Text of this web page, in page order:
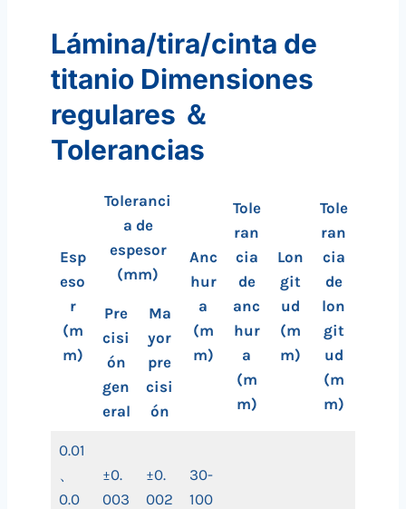
Lámina/tira/cinta de
titanio Dimensiones
regulares ＆
Tolerancias
Esp
eso
r
(m
m)
Toleranci
a de
espesor
(mm)
Anc
hur
a
(m
m)
Tole
ran
cia
de
anc
hur
a
(m
m)
Lon
git
ud
(m
m)
Tole
ran
cia
de
lon
git
ud
(m
m)
Pre
cisi
ón
gen
eral
Ma
yor
pre
cisi
ón
0.01
、
0.0
±0.
003
±0.
002
30-
100